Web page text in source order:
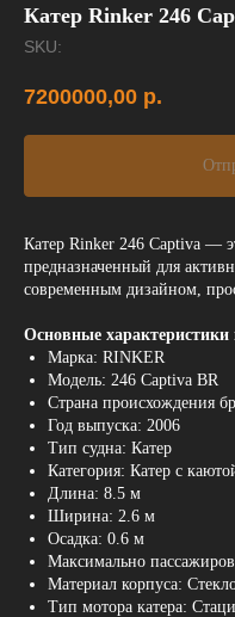
Катер Rinker 246
SKU:
7200000,00 р.
Катер Rinker 246 Captiva —
предназначенный для
современным дизайном,
Основные
Марка: RINKER
Модель: 246 Captiva BR
Страна происхождения
Год выпуска: 2006
Тип судна: Катер
Категория: Катер с
Длина: 8.5 м
Ширина: 2.6 м
Осадка: 0.6 м
Максимально
Материал корпуса:
Тип мотора катера: